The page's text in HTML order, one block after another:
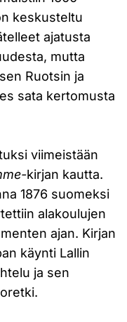
keskusteltu
ajatusta
mutta
Ruotsin ja
sata kertomusta
viimeistään
kirjan kautta.
1876 suomeksi
alakoulujen
ajan. Kirjan
käynti Lallin
ja sen